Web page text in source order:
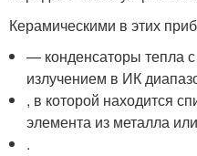
Керамическими в этих
— конденсаторы тепла
излучением в ИК
, в которой находится
элемента из металла
.